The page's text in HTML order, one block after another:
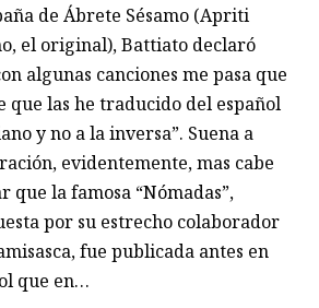
de Ábrete Sésamo (Apriti
el original), Battiato declaró
algunas canciones me pasa que
que las he traducido del español
y no a la inversa”. Suena a
evidentemente, mas cabe
que la famosa “Nómadas”,
por su estrecho colaborador
fue publicada antes en
que en…